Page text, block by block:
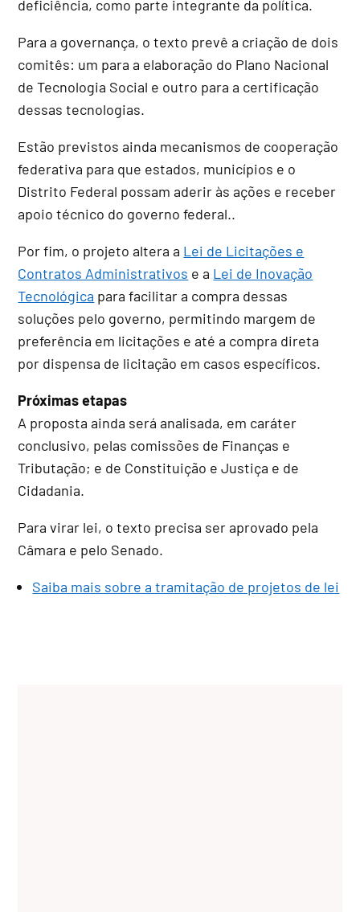
deficiência, como parte integrante da política.
Para a governança, o texto prevê a criação de dois
comitês: um para a elaboração do Plano Nacional
de Tecnologia Social e outro para a certificação
dessas tecnologias.
Estão previstos ainda mecanismos de cooperação
federativa para que estados, municípios e o
Distrito Federal possam aderir às ações e receber
apoio técnico do governo federal..
Por fim, o projeto altera a Lei de Licitações e
Contratos Administrativos e a Lei de Inovação
Tecnológica para facilitar a compra dessas
soluções pelo governo, permitindo margem de
preferência em licitações e até a compra direta
por dispensa de licitação em casos específicos.
Próximas etapas
A proposta ainda será analisada, em caráter
conclusivo, pelas comissões de Finanças e
Tributação; e de Constituição e Justiça e de
Cidadania.
Para virar lei, o texto precisa ser aprovado pela
Câmara e pelo Senado.
Saiba mais sobre a tramitação de projetos de lei